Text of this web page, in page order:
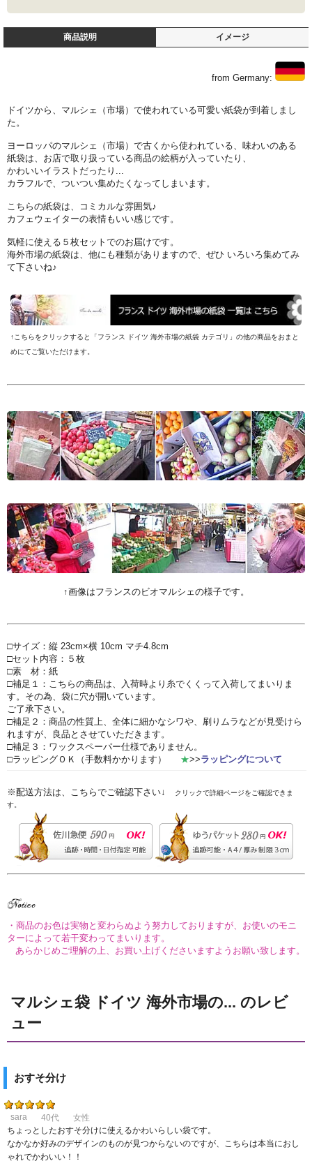
商品説明 イメージ
from Germany:
ドイツから、マルシェ（市場）で使われている可愛い紙袋が到着しまし
た。
ヨーロッパのマルシェ（市場）で古くから使われている、味わいのある
紙袋は、お店で取り扱っている商品の絵柄が入っていたり、
かわいいイラストだったり...
カラフルで、ついつい集めたくなってしまいます。
こちらの紙袋は、コミカルな雰囲気♪
カフェウェイターの表情もいい感じです。
気軽に使える５枚セットでのお届けです。
海外市場の紙袋は、他にも種類がありますので、ぜひ いろいろ集めてみ
て下さいね♪
↑こちらをクリックすると「フランス ドイツ 海外市場の紙袋 カテゴリ」の他の商品をおまと
めにてご覧いただけます。
↑画像はフランスのビオマルシェの様子です。
□サイズ：縦 23cm×横 10cm マチ4.8cm
□セット内容：５枚
□素 材：紙
□補足１：こちらの商品は、入荷時より糸でくくって入荷してまいりま
す。その為、袋に穴が開いています。
ご了承下さい。
□補足２：商品の性質上、全体に細かなシワや、刷りムラなどが見受けら
れますが、良品とさせていただきます。
□補足３：ワックスペーパー仕様でありません。
□ラッピングＯＫ（手数料かかります） ★>>ラッピングについて
※配送方法は、こちらでご確認下さい↓
クリックで詳細ページをご確認できま
す。
・商品のお色は実物と変わらぬよう努力しておりますが、お使いのモニ
ターによって若干変わってまいります。
あらかじめご理解の上、お買い上げくださいますようお願い致します。
マルシェ袋 ドイツ 海外市場の... のレビ
ュー
おすそ分け
sara 40代
女性
ちょっとしたおすそ分けに使えるかわいらしい袋です。
なかなか好みのデザインのものが見つからないのですが、こちらは本当におし
ゃれでかわいい！！